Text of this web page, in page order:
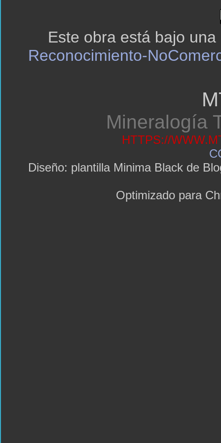
Este obra está bajo una
Reconocimiento-
Mineralogía
HTTPS://
Diseño: plantilla Minima Black de
Optimizado para